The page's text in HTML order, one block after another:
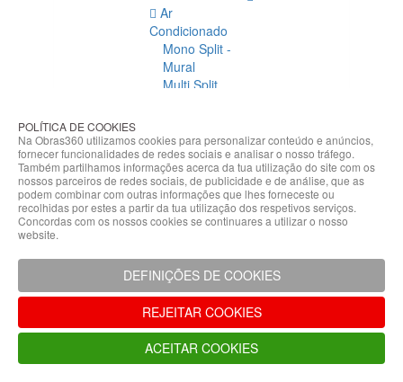
Ar
Condicionado
Mono Split -
Mural
Multi Split
Condicionado
Acessórios
Climatização
Acessórios
Climatização
Hidráulicas
Controladores
Fixações e
Acessórios
Isolamento
para
Tubagem
POLÍTICA DE COOKIES
Na Obras360 utilizamos cookies para personalizar conteúdo e anúncios,
fornecer funcionalidades de redes sociais e analisar o nosso tráfego.
Também partilhamos informações acerca da tua utilização do site com os
nossos parceiros de redes sociais, de publicidade e de análise, que as
podem combinar com outras informações que lhes forneceste ou
recolhidas por estes a partir da tua utilização dos respetivos serviços.
Concordas com os nossos cookies se continuares a utilizar o nosso
website.
DEFINIÇÕES DE COOKIES
REJEITAR COOKIES
ACEITAR COOKIES